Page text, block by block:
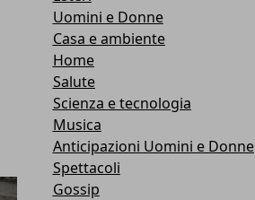
Uomini e Donne
Casa e ambiente
Home
Salute
Scienza e tecnologia
Musica
Anticipazioni Uomini e Donne
Spettacoli
Gossip